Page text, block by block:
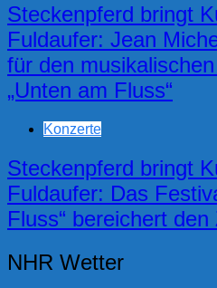
Steckenpferd bringt
Fuldaufer: Jean
für den
„Unten am Fluss“
Konzerte
Steckenpferd bringt
Fuldaufer: Das
Fluss“ bereichert den
NHR Wetter